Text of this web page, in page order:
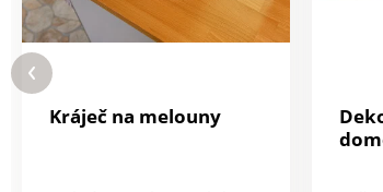
Kráječ na melouny